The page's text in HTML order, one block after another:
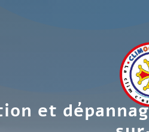
et